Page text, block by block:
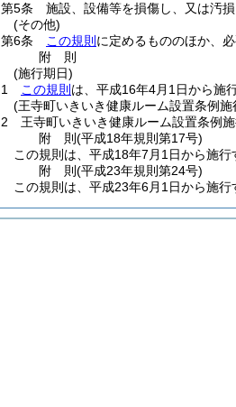
第5条
施設、設備等を損傷し、又は汚
(その他)
第6条
この規則 に定めるもののほか、
附 則
(施行期日)
1
この規則 は、平成16年4月1日から施行
(王寺町いきいき健康ルーム設置条例施
2
王寺町いきいき健康ルーム設置条例施
附 則(平成18年規則第17号)
この規則は、平成18年7月1日から施行
附 則(平成23年規則第24号)
この規則は、平成23年6月1日から施行